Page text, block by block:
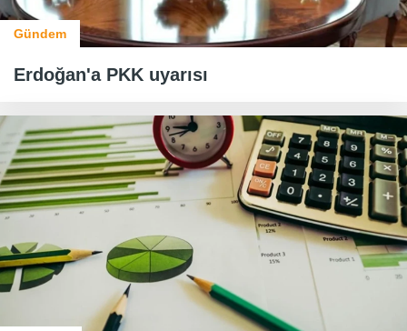
Gündem
Erdoğan'a PKK uyarısı